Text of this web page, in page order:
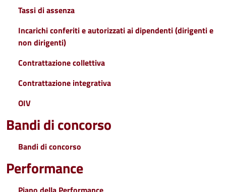
Tassi di assenza
Incarichi conferiti e autorizzati ai dipendenti (dirigenti e
non dirigenti)
Contrattazione collettiva
Contrattazione integrativa
OIV
Bandi di concorso
Bandi di concorso
Performance